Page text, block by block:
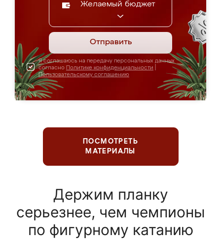
Желаемый бюджет
Отправить
Я соглашаюсь на передачу персональных данных
согласно Политике конфиденциальности
Пользовательскому соглашению
ПОСМОТРЕТЬ
МАТЕРИАЛЫ
Держим планку
серьезнее, чем чемпионы
по фигурному катанию